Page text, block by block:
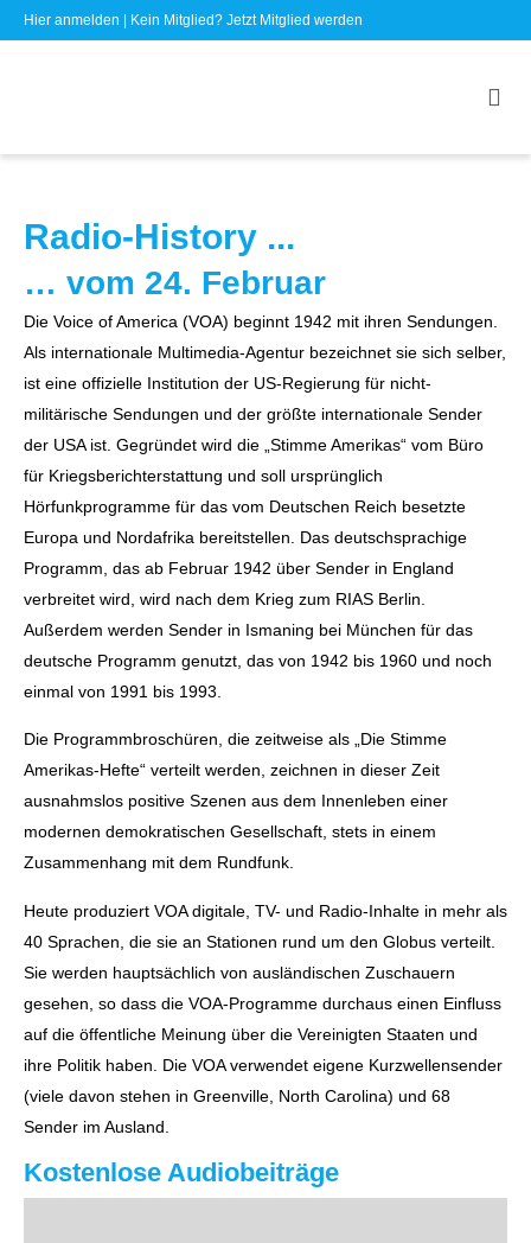
Hier anmelden | Kein Mitglied? Jetzt Mitglied werden
Radio-History ...
… vom 24. Februar
Die Voice of America (VOA) beginnt 1942 mit ihren Sendungen.
Als internationale Multimedia-Agentur bezeichnet sie sich selber,
ist eine offizielle Institution der US-Regierung für nicht-
militärische Sendungen und der größte internationale Sender
der USA ist. Gegründet wird die „Stimme Amerikas“ vom Büro
für Kriegsberichterstattung und soll ursprünglich
Hörfunkprogramme für das vom Deutschen Reich besetzte
Europa und Nordafrika bereitstellen. Das deutschsprachige
Programm, das ab Februar 1942 über Sender in England
verbreitet wird, wird nach dem Krieg zum RIAS Berlin.
Außerdem werden Sender in Ismaning bei München für das
deutsche Programm genutzt, das von 1942 bis 1960 und noch
einmal von 1991 bis 1993.
Die Programmbroschüren, die zeitweise als „Die Stimme
Amerikas-Hefte“ verteilt werden, zeichnen in dieser Zeit
ausnahmslos positive Szenen aus dem Innenleben einer
modernen demokratischen Gesellschaft, stets in einem
Zusammenhang mit dem Rundfunk.
Heute produziert VOA digitale, TV- und Radio-Inhalte in mehr als
40 Sprachen, die sie an Stationen rund um den Globus verteilt.
Sie werden hauptsächlich von ausländischen Zuschauern
gesehen, so dass die VOA-Programme durchaus einen Einfluss
auf die öffentliche Meinung über die Vereinigten Staaten und
ihre Politik haben. Die VOA verwendet eigene Kurzwellensender
(viele davon stehen in Greenville, North Carolina) und 68
Sender im Ausland.
Kostenlose Audiobeiträge